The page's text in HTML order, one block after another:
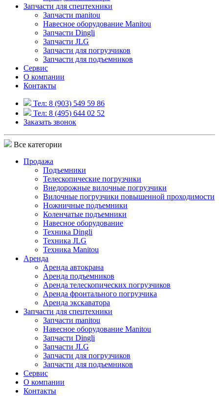
Запчасти для спецтехники
Запчасти manitou
Навесное оборудование Manitou
Запчасти Dingli
Запчасти JLG
Запчасти для погрузчиков
Запчасти для подъемников
Cервис
О компании
Контакты
Тел: 8 (903) 549 59 86
Тел: 8 (495) 644 02 52
Заказать звонок
Все категории
Продажа
Подъемники
Телескопические погрузчики
Внедорожные вилочные погрузчики
Вилочные погрузчики повышенной проходимости
Ножничные подъемники
Коленчатые подъемники
Навесное оборудование
Техника Dingli
Техника JLG
Техника Manitou
Аренда
Аренда автокрана
Аренда подъемников
Аренда телескопических погрузчиков
Аренда фронтального погрузчика
Аренда экскаватора
Запчасти для спецтехники
Запчасти manitou
Навесное оборудование Manitou
Запчасти Dingli
Запчасти JLG
Запчасти для погрузчиков
Запчасти для подъемников
Cервис
О компании
Контакты